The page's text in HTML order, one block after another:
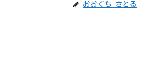
おおぐち さとる